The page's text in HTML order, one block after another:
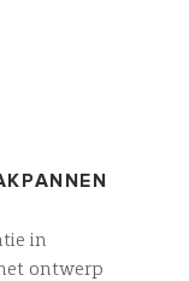
in
ontwerp